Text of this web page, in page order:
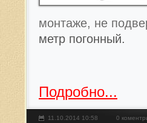
монтаже, не
метр погонный.
Подробно...
11.10.2014 10:58 0